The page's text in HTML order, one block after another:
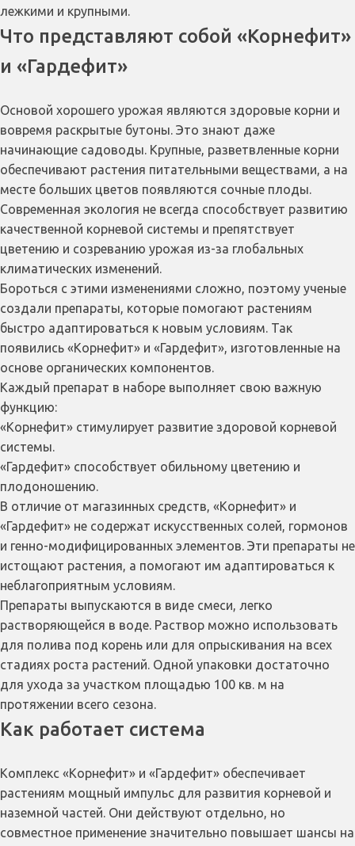
лежкими и крупными.
Что представляют собой «Корнефит»
и «Гардефит»
Основой хорошего урожая являются здоровые корни и
вовремя раскрытые бутоны. Это знают даже
начинающие садоводы. Крупные, разветвленные корни
обеспечивают растения питательными веществами, а на
месте больших цветов появляются сочные плоды.
Современная экология не всегда способствует развитию
качественной корневой системы и препятствует
цветению и созреванию урожая из-за глобальных
климатических изменений.
Бороться с этими изменениями сложно, поэтому ученые
создали препараты, которые помогают растениям
быстро адаптироваться к новым условиям. Так
появились «Корнефит» и «Гардефит», изготовленные на
основе органических компонентов.
Каждый препарат в наборе выполняет свою важную
функцию:
«Корнефит» стимулирует развитие здоровой корневой
системы.
«Гардефит» способствует обильному цветению и
плодоношению.
В отличие от магазинных средств, «Корнефит» и
«Гардефит» не содержат искусственных солей, гормонов
и генно-модифицированных элементов. Эти препараты не
истощают растения, а помогают им адаптироваться к
неблагоприятным условиям.
Препараты выпускаются в виде смеси, легко
растворяющейся в воде. Раствор можно использовать
для полива под корень или для опрыскивания на всех
стадиях роста растений. Одной упаковки достаточно
для ухода за участком площадью 100 кв. м на
протяжении всего сезона.
Как работает система
Комплекс «Корнефит» и «Гардефит» обеспечивает
растениям мощный импульс для развития корневой и
наземной частей. Они действуют отдельно, но
совместное применение значительно повышает шансы на